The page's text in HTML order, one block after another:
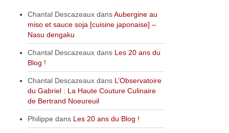
Chantal Descazeaux dansAubergine au
miso et sauce soja [cuisine japonaise] –
Nasu dengaku
Chantal Descazeaux dans Les 20 ans du
Blog !
Chantal Descazeaux dans L’Observatoire
du Gabriel : La Haute Couture Culinaire
de Bertrand Noeureuil
Philippe dans Les 20 ans du Blog !